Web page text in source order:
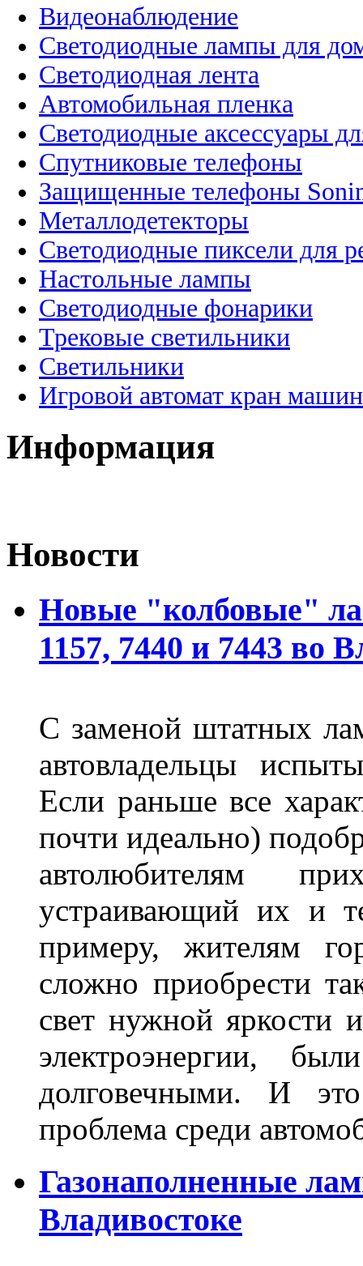
Видеонаблюдение
Светодиодные лампы для
Светодиодная лента
Автомобильная пленка
Светодиодные аксессуары
Спутниковые телефоны
Защищенные телефоны
Металлодетекторы
Светодиодные пиксели для
Настольные лампы
Светодиодные фонарики
Трековые светильники
Светильники
Игровой автомат кран
Информация
Новости
Новые "колбовые"
1157, 7440 и 7443 во
С заменой штатных
автовладельцы
Если раньше все
почти идеально)
автолюбителям
устраивающий их и
примеру, жителям
сложно приобрести
свет нужной яркости
электроэнергии,
долговечными. И
проблема среди
Газонаполненные
Владивостоке